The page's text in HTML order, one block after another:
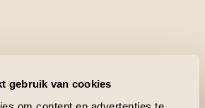
gebruik van cookies